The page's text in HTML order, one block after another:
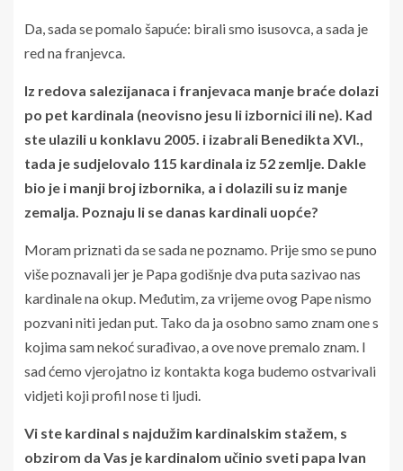
Da, sada se pomalo šapuće: birali smo isusovca, a sada je
red na franjevca.
Iz redova salezijanaca i franjevaca manje braće dolazi
po pet kardinala (neovisno jesu li izbornici ili ne). Kad
ste ulazili u konklavu 2005. i izabrali Benedikta XVI.,
tada je sudjelovalo 115 kardinala iz 52 zemlje. Dakle
bio je i manji broj izbornika, a i dolazili su iz manje
zemalja. Poznaju li se danas kardinali uopće?
Moram priznati da se sada ne poznamo. Prije smo se puno
više poznavali jer je Papa godišnje dva puta sazivao nas
kardinale na okup. Međutim, za vrijeme ovog Pape nismo
pozvani niti jedan put. Tako da ja osobno samo znam one s
kojima sam nekoć surađivao, a ove nove premalo znam. I
sad ćemo vjerojatno iz kontakta koga budemo ostvarivali
vidjeti koji profil nose ti ljudi.
Vi ste kardinal s najdužim kardinalskim stažem, s
obzirom da Vas je kardinalom učinio sveti papa Ivan